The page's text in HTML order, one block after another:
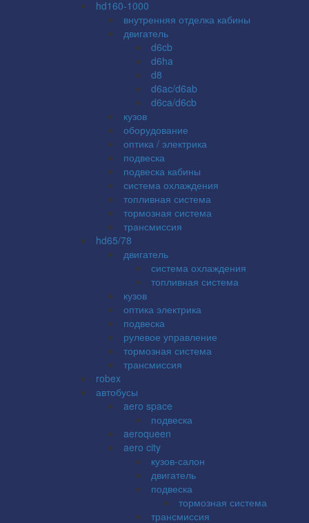
hd160-1000
внутренняя отделка кабины
двигатель
d6cb
d6ha
d8
d6ac/d6ab
d6ca/d6cb
кузов
оборудование
оптика / электрика
подвеска
подвеска кабины
система охлаждения
топливная система
тормозная система
трансмиссия
hd65/78
двигатель
система охлаждения
топливная система
кузов
оптика электрика
подвеска
рулевое управление
тормозная система
трансмиссия
robex
автобусы
aero space
подвеска
aeroqueen
aero city
кузов-салон
двигатель
подвеска
тормозная система
трансмиссия